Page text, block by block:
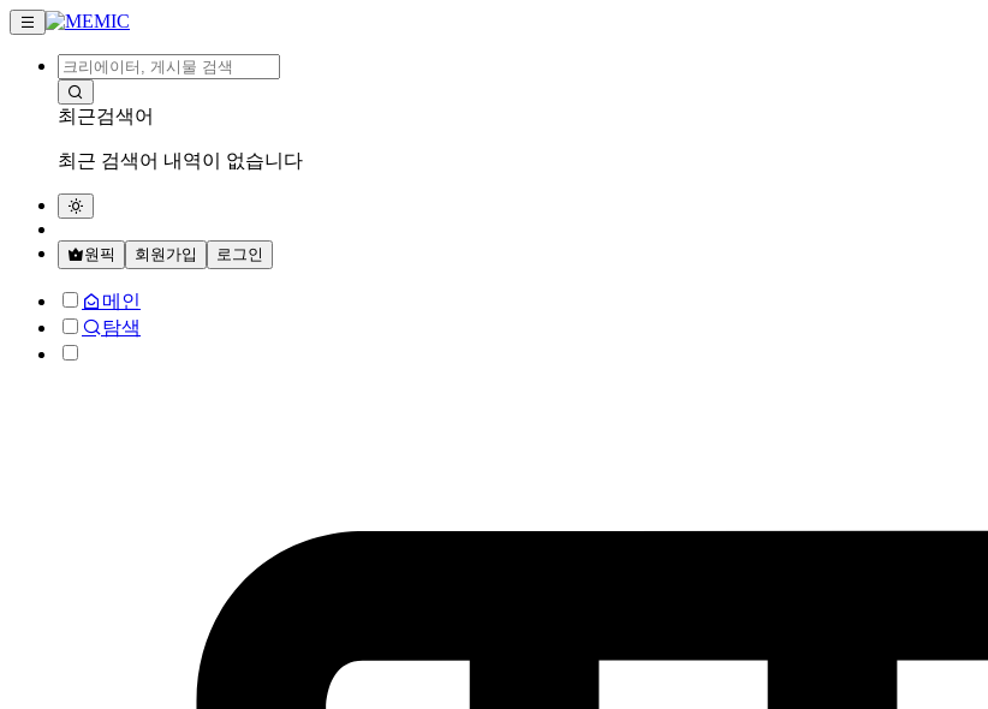
최근검색어
최근 검색어 내역이 없습니다
원픽 회원가입 로그인
메인
탐색